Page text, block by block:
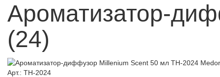
Ароматизатор-
(24)
Арт.: TH-2024